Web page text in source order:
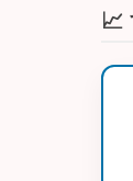
📈